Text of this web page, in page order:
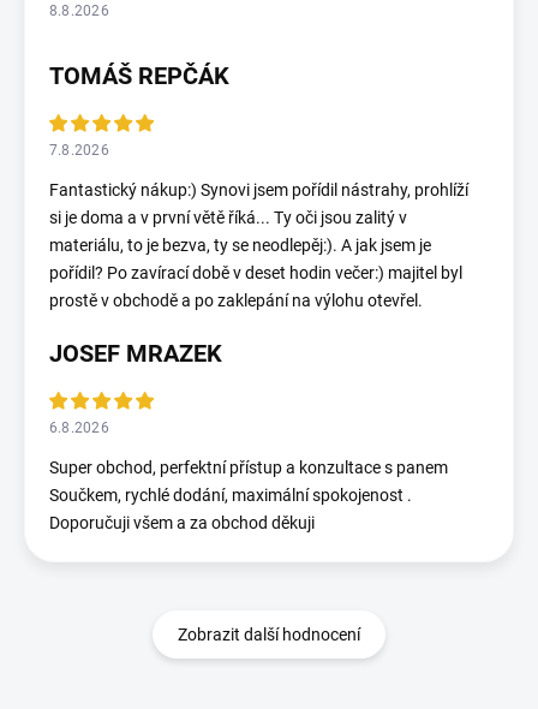
8.8.2026
TOMÁŠ REPČÁK
7.8.2026
Fantastický nákup:) Synovi jsem pořídil nástrahy, prohlíží
si je doma a v první větě říká... Ty oči jsou zalitý v
materiálu, to je bezva, ty se neodlepěj:). A jak jsem je
pořídil? Po zavírací době v deset hodin večer:) majitel byl
prostě v obchodě a po zaklepání na výlohu otevřel.
JOSEF MRAZEK
6.8.2026
Super obchod, perfektní přístup a konzultace s panem
Součkem, rychlé dodání, maximální spokojenost .
Doporučuji všem a za obchod děkuji
Zobrazit další hodnocení